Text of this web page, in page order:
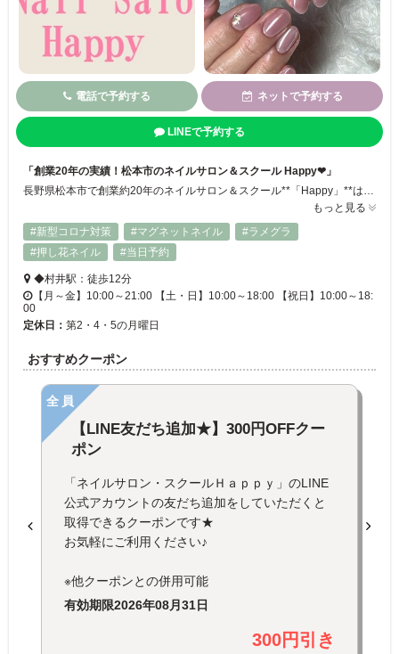
電話で予約する ネットで予約する
LINEで予約する
「創業20年の実績！松本市のネイルサロン＆スクール Happy❤」
長野県松本市で創業約20年のネイルサロン＆スクール**「Happy」**は、村井町とイオンスタイル松本内に店舗を展開♪ JNA認定校・認定サロンとして、経験豊富なスタッフが丁寧な施術と確かな技術を提供しています。 ネイルケア、ジェル、スカルプ、巻き爪ケア、自爪育成まで幅広く対応◎ ネイルを通してお悩みの解消や、毎日がちょっと嬉しくなる“Happy”をお届けします❤
もっと見る
#新型コロナ対策
#マグネットネイル
#ラメグラ
#押し花ネイル
#当日予約
◆村井駅：徒歩12分
【月～金】10:00～21:00 【土・日】10:00～18:00 【祝日】10:00～18:
00
定休日： 第2・4・5の月曜日
おすすめクーポン
全員
【LINE友だち追加★】300円OFFクー
ポン
「ネイルサロン・スクールＨａｐｐｙ」のLINE
公式アカウントの友だち追加をしていただくと
取得できるクーポンです★
お気軽にご利用ください♪
※他クーポンとの併用可能
有効期限2026年08月31日
300円引き